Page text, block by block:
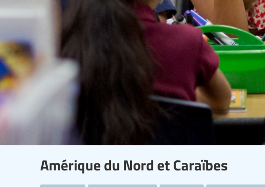
Amérique du Nord et Caraïbes